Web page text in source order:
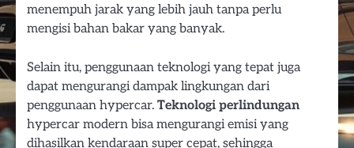
menempuh jarak yang lebih jauh tanpa perlu
mengisi bahan bakar yang banyak.
Selain itu, penggunaan teknologi yang tepat juga
dapat mengurangi dampak lingkungan dari
penggunaan hypercar. Teknologi perlindungan
hypercar modern bisa mengurangi emisi yang
dihasilkan kendaraan super cepat, sehingga